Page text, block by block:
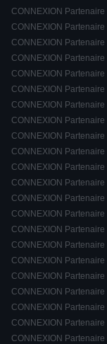
CONNEXION
CONNEXION
CONNEXION
CONNEXION
CONNEXION
CONNEXION
CONNEXION
CONNEXION
CONNEXION
CONNEXION
CONNEXION
CONNEXION
CONNEXION
CONNEXION
CONNEXION
CONNEXION
CONNEXION
CONNEXION
CONNEXION
CONNEXION
CONNEXION
CONNEXION